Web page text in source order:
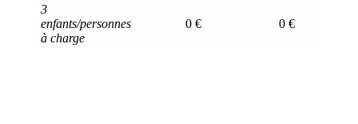
3
enfants/personnes
à charge
0 € 0 €